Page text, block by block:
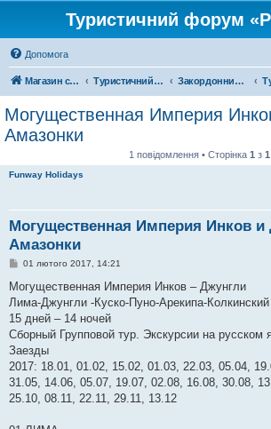
Туристичний форум
Допомога
Магазин спорядження Туристичний форум «Рюкзак» Закордонний туризм
Могущественная Империя
Амазонки
1 повідомлення • Сторінка 1 з 1
Funway Holidays
Могущественная Империя Инков и
Амазонки
П
в
д
о
м
л
е
н
я
01 лютого 2017, 14:21
Могущественная Империя Инков – Джунгли
Лима-Джунгли -Куско-Пуно-Арекипа-
15 дней – 14 ночей
Сборный Групповой тур. Экскурсии на русском
Заезды
2017: 18.01, 01.02, 15.02, 01.03, 22.03, 05.04,
31.05, 14.06, 05.07, 19.07, 02.08, 16.08, 30.08,
25.10, 08.11, 22.11, 29.11, 13.12